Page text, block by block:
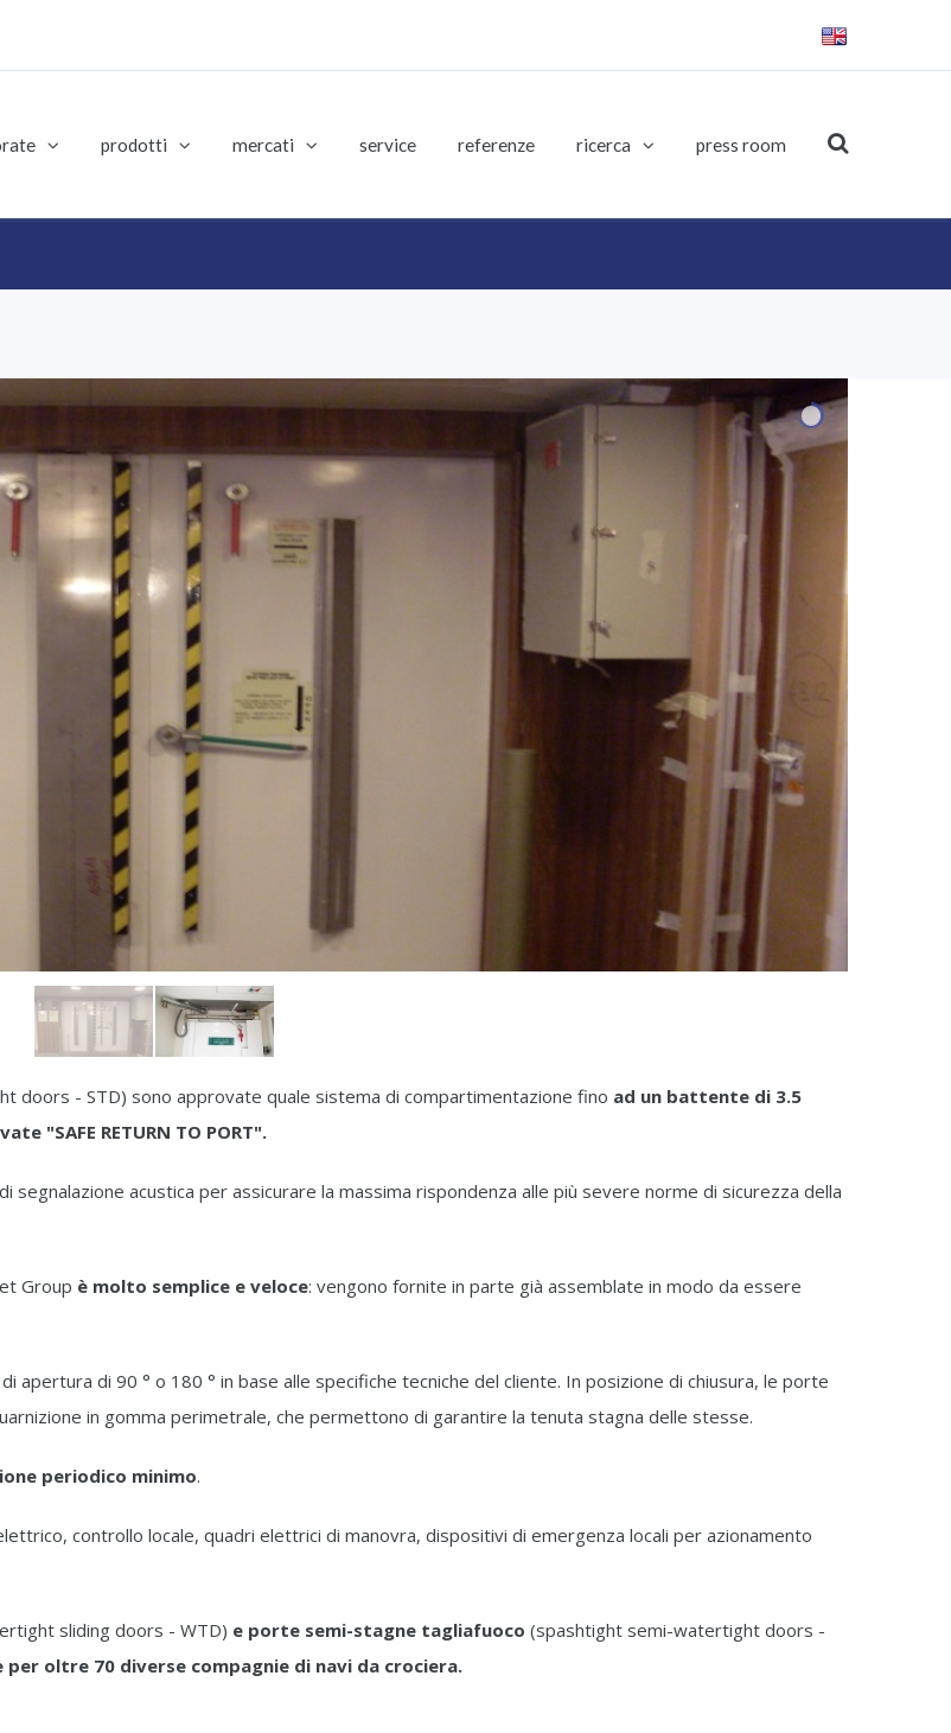
prodotti mercati service referenze ricerca press room
doors - STD) sono approvate quale sistema di compartimentazione fino ad un battente di 3.5
"SAFE RETURN TO PORT".
acustica per assicurare la massima rispondenza alle più severe norme di sicurezza della
Group è molto semplice e veloce: vengono fornite in parte già assemblate in modo da essere
apertura di 90 ° o 180 ° in base alle specifiche tecniche del cliente. In posizione di chiusura, le porte
in gomma perimetrale, che permettono di garantire la tenuta stagna delle stesse.
periodico minimo.
controllo locale, quadri elettrici di manovra, dispositivi di emergenza locali per azionamento
sliding doors - WTD) e porte semi-stagne tagliafuoco (spashtight semi-watertight doors -
oltre 70 diverse compagnie di navi da crociera.